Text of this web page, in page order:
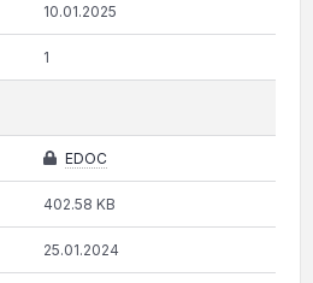
10.01.2025
1
EDOC
402.58 KB
25.01.2024